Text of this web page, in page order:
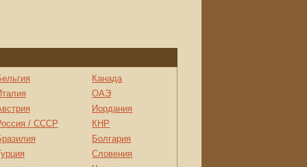
/ СССР
Канада
ОАЭ
Иордания
КНР
Болгария
Словения